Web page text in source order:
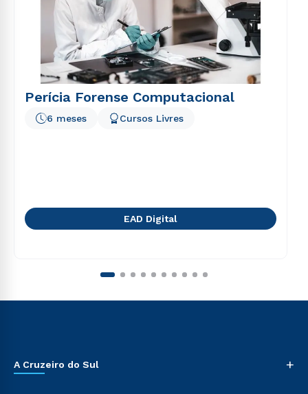
Perícia Forense Computacional
6 meses Cursos Livres
EAD Digital
A Cruzeiro do Sul +